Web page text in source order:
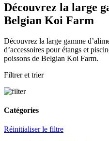
Découvrez la large
Belgian Koi Farm
Découvrez la large gamme
d’accessoires pour étangs et
poissons de Belgian Koi Farm.
Filtrer et trier
Catégories
Réinitialiser le filtre